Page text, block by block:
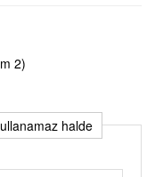
2)
halde